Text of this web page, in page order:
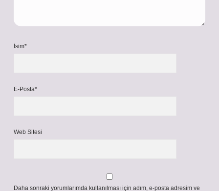
İsim*
E-Posta*
Web Sitesi
Daha sonraki yorumlarımda kullanılması için adım, e-posta adresim ve